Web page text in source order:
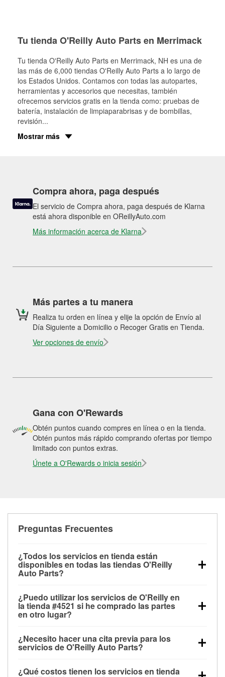
Tu tienda O'Reilly Auto Parts en Merrimack
Tu tienda O'Reilly Auto Parts en Merrimack, NH es una de
las más de 6,000 tiendas O'Reilly Auto Parts a lo largo de
los Estados Unidos. Contamos con todas las autopartes,
herramientas y accesorios que necesitas, también
ofrecemos servicios gratis en la tienda como: pruebas de
batería, instalación de limpiaparabrisas y de bombillas,
revisión...
Mostrar más
Compra ahora, paga después
El servicio de Compra ahora, paga después de Klarna
está ahora disponible en OReillyAuto.com
Más información acerca de Klarna
Más partes a tu manera
Realiza tu orden en línea y elije la opción de Envío al
Día Siguiente a Domicilio o Recoger Gratis en Tienda.
Ver opciones de envío
Gana con O'Rewards
Obtén puntos cuando compres en línea o en la tienda.
Obtén puntos más rápido comprando ofertas por tiempo
limitado con puntos extras.
Únete a O'Rewards o inicia sesión
Preguntas Frecuentes
¿Todos los servicios en tienda están
disponibles en todas las tiendas O'Reilly
Auto Parts?
las pruebas de batería, pruebas de alternador y
motor de arranque, revisión de la luz “Check Engine”
con O'Reilly VeriScan® e instalación de
limpiaparabrisas o bombillas, están disponibles en
todas las tiendas O'Reilly Auto Parts. La tienda
servicios especializados como:reciclaje de baterías
¿Puedo utilizar los servicios de O'Reilly en
la tienda #4521 si he comprado las partes
en otro lugar?
de O'Reilly Auto Parts que estén disponibles en la
tienda #4521 de Merrimack, NH aunque hayas
¿Necesito hacer una cita previa para los
servicios de O'Reilly Auto Parts?
¿Qué costos tienen los servicios en tienda